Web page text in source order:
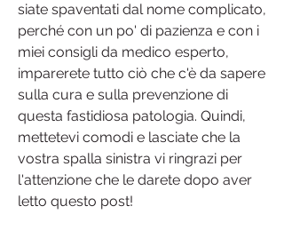
siate spaventati dal nome complicato,
perché con un po' di pazienza e con i
miei consigli da medico esperto,
imparerete tutto ciò che c'è da sapere
sulla cura e sulla prevenzione di
questa fastidiosa patologia. Quindi,
mettetevi comodi e lasciate che la
vostra spalla sinistra vi ringrazi per
l'attenzione che le darete dopo aver
letto questo post!